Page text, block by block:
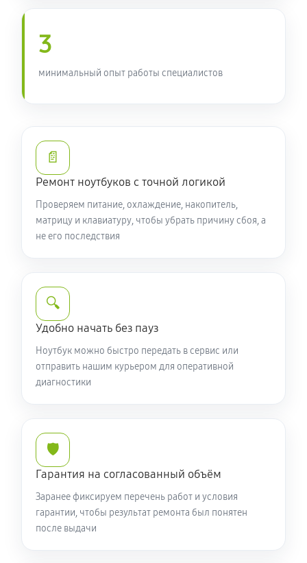
Замена южного моста ноутбука Acer N3 EN314-51W-
546C (NR.R0PER.005)
Настройка Wi-Fi ноутбука Acer N3 EN314-51W-546C
(NR.R0PER.005)
Ремонт петель крышки
1070 руб 50 минут
Установка драйверов ноутбука Acer N3 EN314-51W-
546C (NR.R0PER.005)
650 руб 120 минут
Ремонт цепей питания
2250 руб 60 минут
Замена видеокарты ноутбука Acer N3 EN314-51W-
546C (NR.R0PER.005)
3
минимальный опыт работы специалистов
📄
Ремонт ноутбуков с точной логикой
Проверяем питание, охлаждение, накопитель,
матрицу и клавиатуру, чтобы убрать причину сбоя, а
не его последствия
🔍
Удобно начать без пауз
Ноутбук можно быстро передать в сервис или
отправить нашим курьером для оперативной
диагностики
🛡️
Гарантия на согласованный объём
Заранее фиксируем перечень работ и условия
гарантии, чтобы результат ремонта был понятен
после выдачи